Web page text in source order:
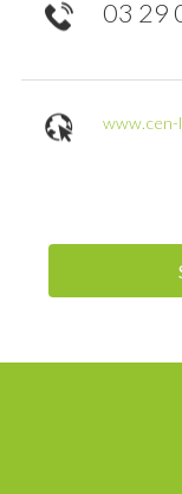
03 29